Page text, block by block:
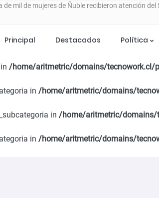
forestales
DEL ITATA PROYECTA NUEVA ETAPA DE
ESTE 25 DE FEBRERO EN CHILLÁN
da inicio a la convocatoria del Programa
4 a 7 del SernamEG abre postulaciones para
Principal Destacados Política
/home/aritmetric/domains/tecnowork.cl/
/home/aritmetric/domains/tecnowork.cl/
in /home/aritmetric/domains/
in /home/aritmetric/domains/
in /home/aritmetric/domains/